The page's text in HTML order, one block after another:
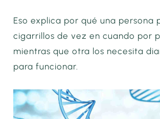
Eso explica por qué una persona
cigarrillos de vez en cuando por
mientras que otra los necesita
para funcionar.